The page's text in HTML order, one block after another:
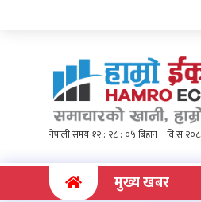
(current)मुख्य खबर